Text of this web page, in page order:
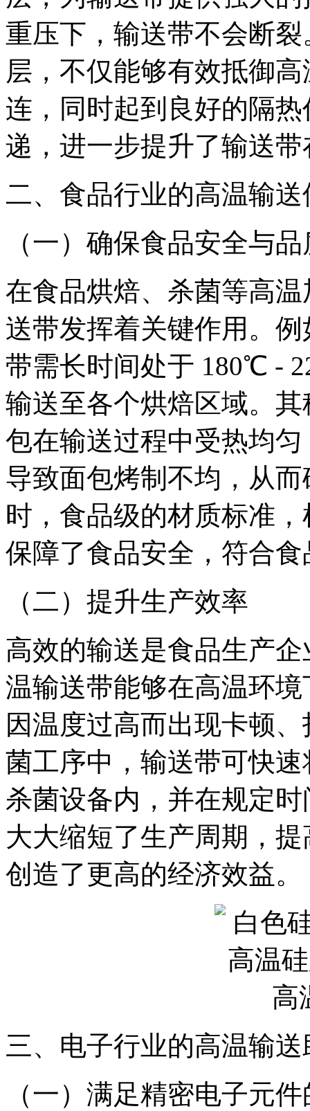
重压下，输送带不会断
层，不仅能够有效抵御
连，同时起到良好的隔
递，进一步提升了输送
二、食品行业的高温输送
（一）确保食品安全与品
在食品烘焙、杀菌等高
送带发挥着关键作用。
带需长时间处于 180℃ -
输送至各个烘焙区域。
包在输送过程中受热均
导致面包烤制不均，从
时，食品级的材质标准
保障了食品安全，符合
（二）提升生产效率
高效的输送是食品生产
温输送带能够在高温环
因温度过高而出现卡顿
菌工序中，输送带可快
杀菌设备内，并在规定
大大缩短了生产周期，
创造了更高的经济效益。
三、电子行业的高温输送
（一）满足精密电子元